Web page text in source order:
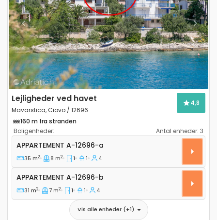
Previous Next
Lejligheder ved havet
Mavarstica, Ciovo / 12696
4,8
160 m fra stranden
Boligenheder:
Antal enheder: 3
Etværelses lejlighed Mavarstica, Ciovo A-12696-a
APPARTEMENT A-12696-a
35 m2 8 m2 1 1 4
Appartement A-12696-b
APPARTEMENT A-12696-b
31 m2 7 m2 1 1 4
Vis alle enheder(+1)